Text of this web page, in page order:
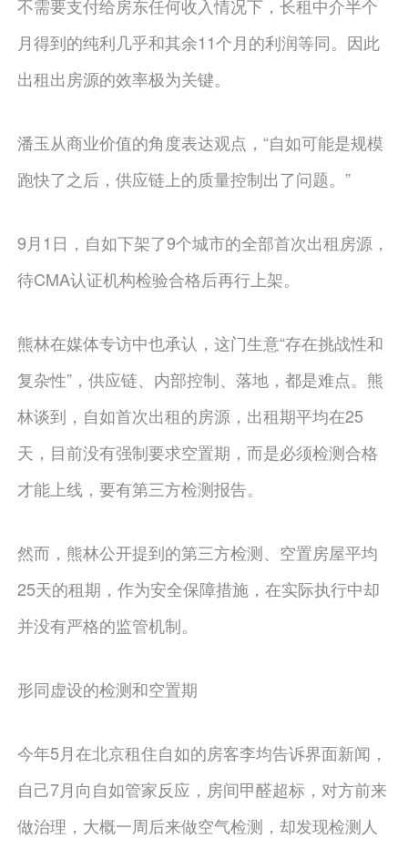
不需要支付给房东任何收入情况下，长租中介半个
月得到的纯利几乎和其余11个月的利润等同。因此
出租出房源的效率极为关键。
潘玉从商业价值的角度表达观点，“自如可能是规模
跑快了之后，供应链上的质量控制出了问题。”
9月1日，自如下架了9个城市的全部首次出租房源，
待CMA认证机构检验合格后再行上架。
熊林在媒体专访中也承认，这门生意“存在挑战性和
复杂性”，供应链、内部控制、落地，都是难点。熊
林谈到，自如首次出租的房源，出租期平均在25
天，目前没有强制要求空置期，而是必须检测合格
才能上线，要有第三方检测报告。
然而，熊林公开提到的第三方检测、空置房屋平均
25天的租期，作为安全保障措施，在实际执行中却
并没有严格的监管机制。
形同虚设的检测和空置期
今年5月在北京租住自如的房客李均告诉界面新闻，
自己7月向自如管家反应，房间甲醛超标，对方前来
做治理，大概一周后来做空气检测，却发现检测人